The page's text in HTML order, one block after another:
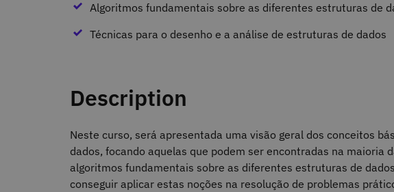
Algoritmos fundamentais sobre as diferentes estruturas de
Técnicas para o desenho e a análise de estruturas de dados
Description
Neste curso, será apresentada uma visão geral dos conceitos
dados, focando aquelas que podem ser encontradas na maioria
algoritmos fundamentais sobre as diferentes estruturas de
conseguir aplicar estas noções na resolução de problemas